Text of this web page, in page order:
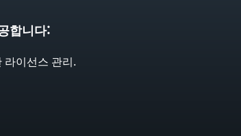
합니다:
라이선스 관리.